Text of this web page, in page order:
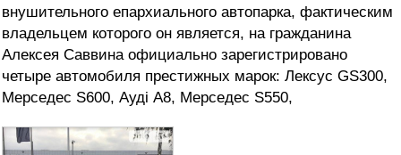
внушительного епархиального автопарка, фактическим
владельцем которого он является, на гражданина
Алексея Саввина официально зарегистрировано
четыре автомобиля престижных марок: Лексус GS300,
Мерседес S600, Ауді А8, Мерседес S550,